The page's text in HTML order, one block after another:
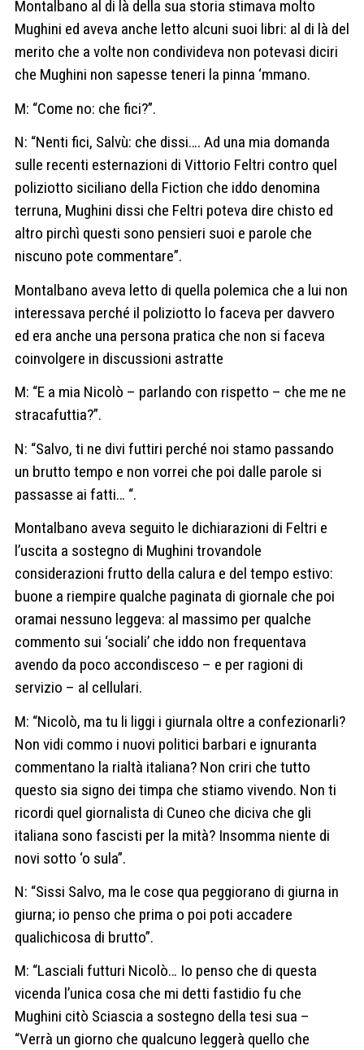
Montalbano al di là della sua storia stimava molto
Mughini ed aveva anche letto alcuni suoi libri: al di là del
merito che a volte non condivideva non potevasi diciri
che Mughini non sapesse teneri la pinna ‘mmano.
M: “Come no: che fici?”.
N: “Nenti fici, Salvù: che dissi…. Ad una mia domanda
sulle recenti esternazioni di Vittorio Feltri contro quel
poliziotto siciliano della Fiction che iddo denomina
terruna, Mughini dissi che Feltri poteva dire chisto ed
altro pirchì questi sono pensieri suoi e parole che
niscuno pote commentare”.
Montalbano aveva letto di quella polemica che a lui non
interessava perché il poliziotto lo faceva per davvero
ed era anche una persona pratica che non si faceva
coinvolgere in discussioni astratte
M: “E a mia Nicolò – parlando con rispetto – che me ne
stracafuttia?”.
N: “Salvo, ti ne divi futtiri perché noi stamo passando
un brutto tempo e non vorrei che poi dalle parole si
passasse ai fatti… “.
Montalbano aveva seguito le dichiarazioni di Feltri e
l’uscita a sostegno di Mughini trovandole
considerazioni frutto della calura e del tempo estivo:
buone a riempire qualche paginata di giornale che poi
oramai nessuno leggeva: al massimo per qualche
commento sui ‘sociali’ che iddo non frequentava
avendo da poco accondisceso – e per ragioni di
servizio – al cellulari.
M: “Nicolò, ma tu li liggi i giurnala oltre a confezionarli?
Non vidi commo i nuovi politici barbari e ignuranta
commentano la rialtà italiana? Non criri che tutto
questo sia signo dei timpa che stiamo vivendo. Non ti
ricordi quel giornalista di Cuneo che diciva che gli
italiana sono fascisti per la mità? Insomma niente di
novi sotto ‘o sula”.
N: “Sissi Salvo, ma le cose qua peggiorano di giurna in
giurna; io penso che prima o poi poti accadere
qualichicosa di brutto”.
M: “Lasciali futturi Nicolò… Io penso che di questa
vicenda l’unica cosa che mi detti fastidio fu che
Mughini citò Sciascia a sostegno della tesi sua –
“Verrà un giorno che qualcuno leggerà quello che